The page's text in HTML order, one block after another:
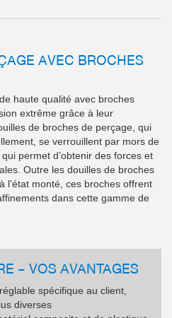
AVEC BROCHES
haute qualité avec broches
extrême grâce à leur
de broches de perçage, qui
se verrouillent par mors de
permet d’obtenir des forces et
Outre les douilles de broches
l’état monté, ces broches offrent
dans cette gamme de
– VOS AVANTAGES
spécifique au client,
diverses